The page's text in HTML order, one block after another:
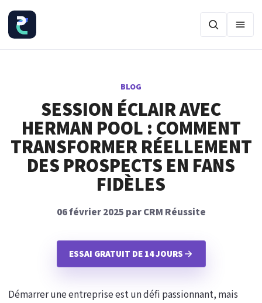
BLOG
SESSION ÉCLAIR AVEC
HERMAN POOL : COMMENT
TRANSFORMER RÉELLEMENT
DES PROSPECTS EN FANS
FIDÈLES
06 février 2025 par CRM Réussite
ESSAI GRATUIT DE 14 JOURS
Démarrer une entreprise est un défi passionnant, mais